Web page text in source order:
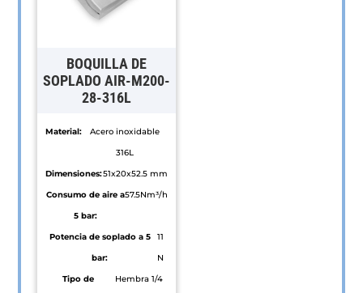
pueden
en
la
página
producto
BOQUILLA DE
SOPLADO AIR-M200-
28-316L
Material:
Acero inoxidable
316L
Dimensiones:51x20x52.5 mm
Consumo de aire a
5 bar:
57.5Nm³/h
Potencia de soplado a 5
bar:
11
N
Tipo de
Hembra 1/4